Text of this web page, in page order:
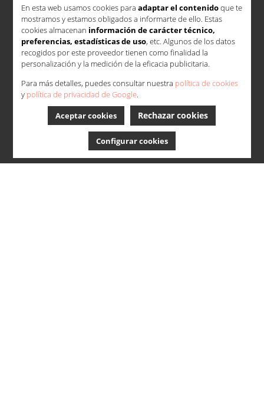
En esta web usamos cookies para adaptar el contenidoque te
mostramos y estamos obligados a informarte de ello. Estas
cookies almacenan información de carácter técnico,
preferencias, estadísticas de uso, etc. Algunos de los datos
recogidos por este proveedor tienen como finalidad la
personalización y la medición de la eficacia publicitaria.
Para más detalles, puedes consultar nuestra política de cookies
y política de privacidad de Google.
Aceptar cookies
Rechazar cookies
Configurar cookies